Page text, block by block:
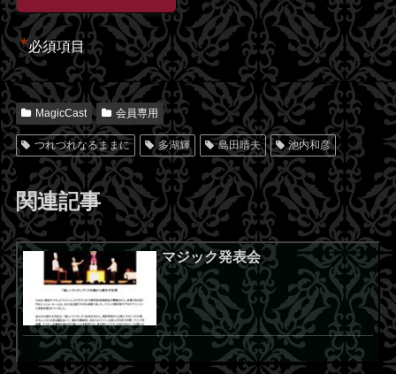
*必須項目
MagicCast 会員専用
つれづれなるままに 多湖輝 島田晴夫 池内和彦
関連記事
マジック発表会